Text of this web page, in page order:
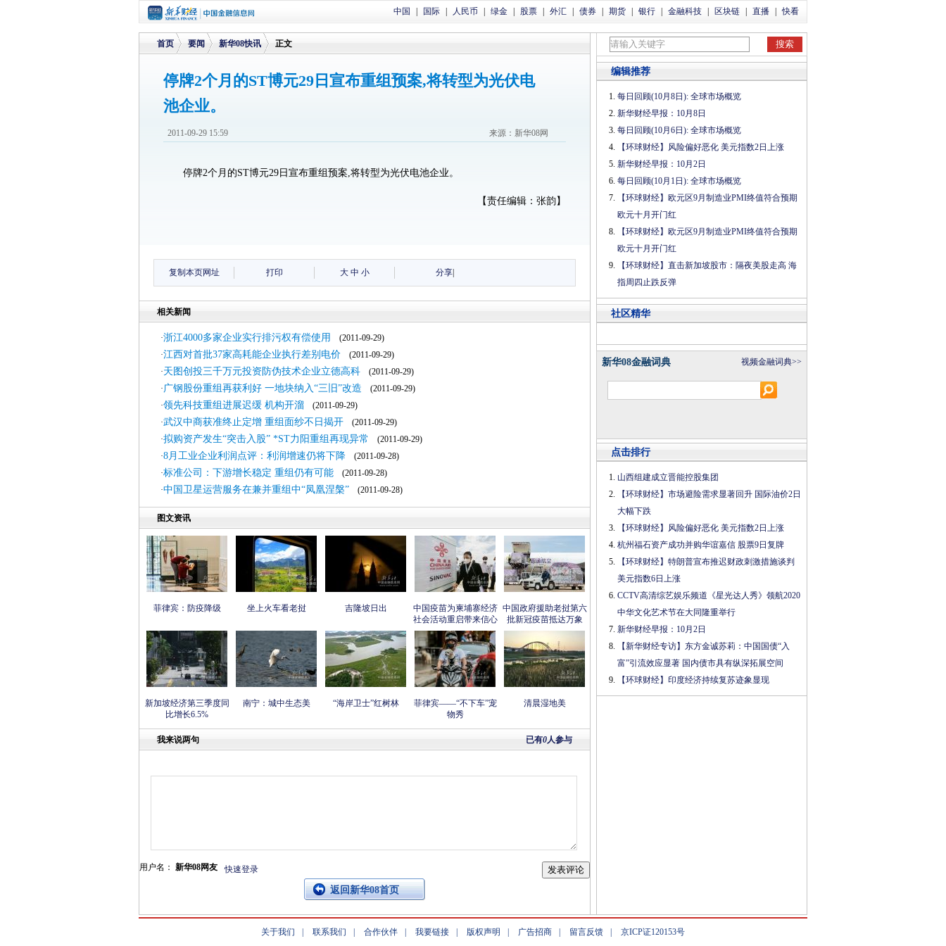
中国 国际 人民币 绿金 股票 外汇 债券 期货 银行 金融科技 区块链 直播 快看
首页
>
要闻
>
新华08快讯 正文
停牌2个月的ST博元29日宣布重组预案,将转型为光伏电
池企业。
来源：新华08网
2011-09-29 15:59
停牌2个月的ST博元29日宣布重组预案,将转型为光伏电池企业。
【责任编辑：张韵】
复制本页网址 打印 大 中 小 分享
相关新闻
·浙江4000多家企业实行排污权有偿使用
(2011-09-29)
·江西对首批37家高耗能企业执行差别电价 (2011-09-29)
·天图创投三千万元投资防伪技术企业立德高科 (2011-09-29)
·广钢股份重组再获利好 一地块纳入“三旧”改造 (2011-09-29)
·领先科技重组进展迟缓 机构开溜 (2011-09-29)
·武汉中商获准终止定增 重组面纱不日揭开 (2011-09-29)
·拟购资产发生“突击入股” *ST力阳重组再现异常
(2011-09-29)
·8月工业企业利润点评：利润增速仍将下降 (2011-09-28)
·标准公司：下游增长稳定 重组仍有可能 (2011-09-28)
·中国卫星运营服务在兼并重组中“凤凰涅槃” (2011-09-28)
图文资讯
菲律宾：防疫降级 坐上火车看老挝 吉隆坡日出
中国疫苗为柬埔寨经济
社会活动重启带来信心
中国政府援助老挝第六
批新冠疫苗抵达万象
新加坡经济第三季度同
比增长6.5%
南宁：城中生态美 “海岸卫士”红树林
菲律宾——“不下车”宠
物秀
清晨湿地美
已有0人参与
我来说两句
用户名： 新华08网友 快速登录
返回新华08首页
编辑推荐
每日回顾(10月8日): 全球市场概览
新华财经早报：10月8日
每日回顾(10月6日): 全球市场概览
【环球财经】风险偏好恶化 美元指数2日上涨
新华财经早报：10月2日
每日回顾(10月1日): 全球市场概览
【环球财经】欧元区9月制造业PMI终值符合预期
欧元十月开门红
【环球财经】欧元区9月制造业PMI终值符合预期
欧元十月开门红
【环球财经】直击新加坡股市：隔夜美股走高 海
指周四止跌反弹
社区精华
新华08金融词典 视频金融词典>>
点击排行
山西组建成立晋能控股集团
【环球财经】市场避险需求显著回升 国际油价2日
大幅下跌
【环球财经】风险偏好恶化 美元指数2日上涨
杭州福石资产成功并购华谊嘉信 股票9日复牌
【环球财经】特朗普宣布推迟财政刺激措施谈判
美元指数6日上涨
CCTV高清综艺娱乐频道《星光达人秀》领航2020
中华文化艺术节在大同隆重举行
新华财经早报：10月2日
【新华财经专访】东方金诚苏莉：中国国债“入
富”引流效应显著 国内债市具有纵深拓展空间
【环球财经】印度经济持续复苏迹象显现
关于我们 联系我们 合作伙伴 我要链接 版权声明 广告招商 留言反馈 京ICP证120153号